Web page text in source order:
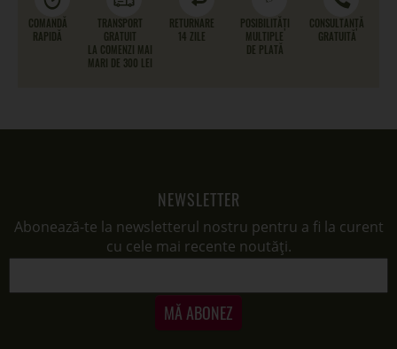
COMANDĂ
RAPIDĂ
TRANSPORT
GRATUIT
LA COMENZI MAI
MARI DE 300 LEI
RETURNARE
14 ZILE
POSIBILITĂȚI
MULTIPLE
DE PLATĂ
CONSULTANȚĂ
GRATUITĂ
NEWSLETTER
Abonează-te la newsletterul nostru pentru a fi la curent
cu cele mai recente noutăți.
MĂ ABONEZ